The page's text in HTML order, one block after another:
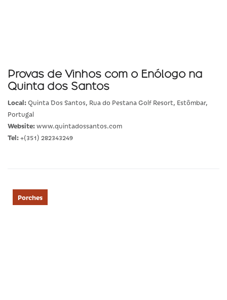
Provas de Vinhos com o Enólogo na
Quinta dos Santos
Local:Quinta Dos Santos, Rua do Pestana Golf Resort, Estômbar,
Portugal
Website:www.quintadossantos.com
Tel:+(351) 282343249
Porches